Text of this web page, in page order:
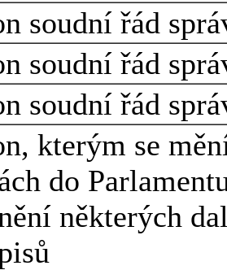
soudní řád
soudní řád
soudní řád
kterým se
do
některých